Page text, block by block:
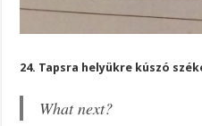
24. Tapsra helyükre kúszó
What next?